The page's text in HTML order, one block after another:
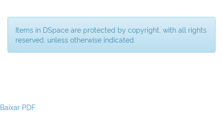
Items in DSpace are protected by copyright, with all rights
reserved, unless otherwise indicated.
Baixar PDF